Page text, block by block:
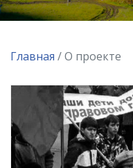
Главная / О проекте